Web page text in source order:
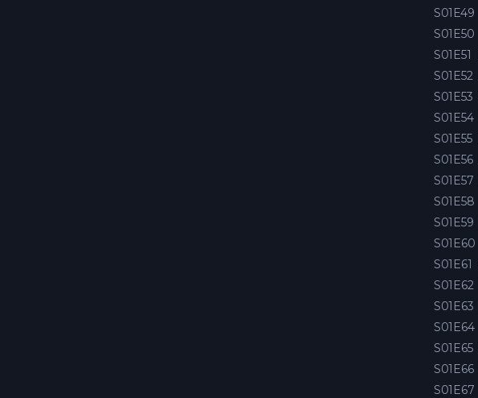
S01E49
S01E50
S01E51
S01E52
S01E53
S01E54
S01E55
S01E56
S01E57
S01E58
S01E59
S01E60
S01E61
S01E62
S01E63
S01E64
S01E65
S01E66
S01E67